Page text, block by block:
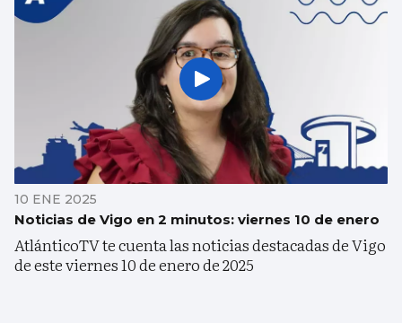
10 ENE 2025
Noticias de Vigo en 2 minutos: viernes 10 de enero
AtlánticoTV te cuenta las noticias destacadas de Vigo
de este viernes 10 de enero de 2025